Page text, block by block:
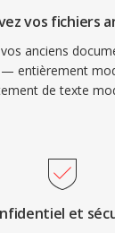
vos fichiers
anciens
entièrement
de texte
et